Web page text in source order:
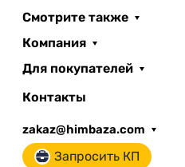
Смотрите также
Компания
Для покупателей
Контакты
zakaz@himbaza.com
Запросить КП